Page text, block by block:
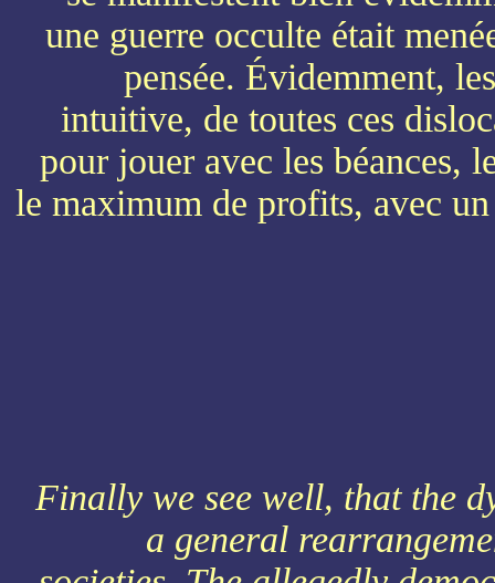
une guerre occulte était
pensée. Évidemment,
intuitive, de toutes ces
pour jouer avec les béances,
le maximum de profits, avec
Finally we see well, that the
a general